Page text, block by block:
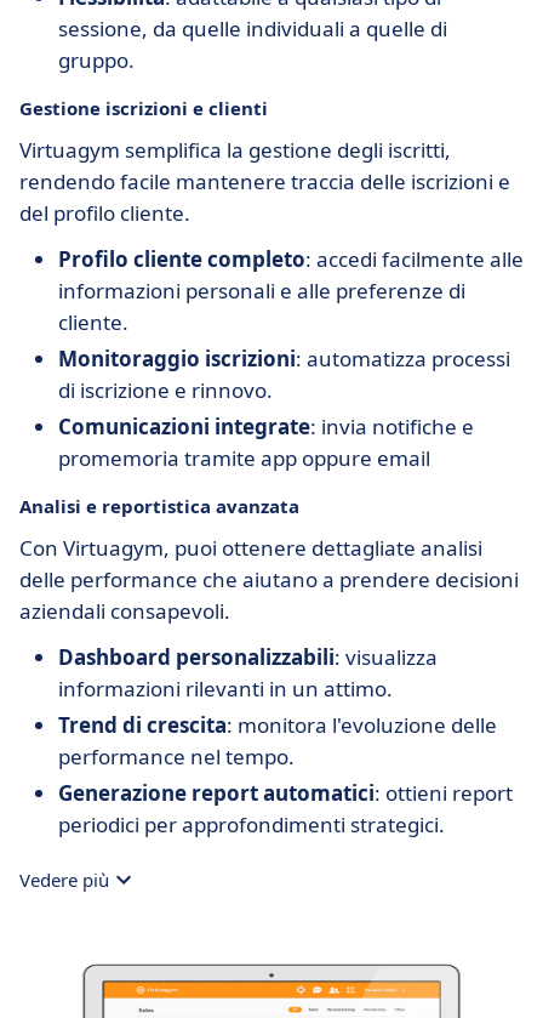
sessione, da quelle individuali a quelle di
gruppo.
Gestione iscrizioni e clienti
Virtuagym semplifica la gestione degli iscritti,
rendendo facile mantenere traccia delle iscrizioni e
del profilo cliente.
Profilo cliente completo: accedi facilmente alle
informazioni personali e alle preferenze di
cliente.
Monitoraggio iscrizioni: automatizza processi
di iscrizione e rinnovo.
Comunicazioni integrate: invia notifiche e
promemoria tramite app oppure email
Analisi e reportistica avanzata
Con Virtuagym, puoi ottenere dettagliate analisi
delle performance che aiutano a prendere decisioni
aziendali consapevoli.
Dashboard personalizzabili: visualizza
informazioni rilevanti in un attimo.
Trend di crescita: monitora l'evoluzione delle
performance nel tempo.
Generazione report automatici: ottieni report
periodici per approfondimenti strategici.
Vedere più